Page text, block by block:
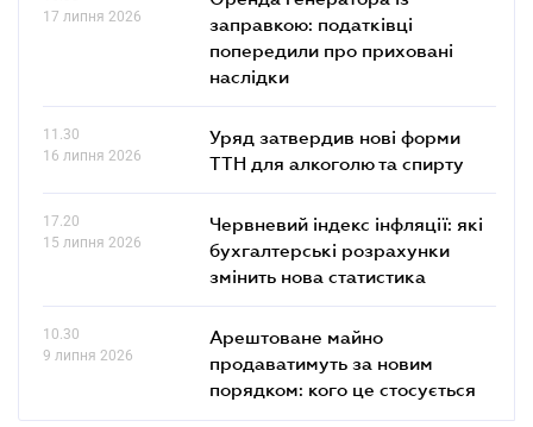
17 липня 2026
заправкою: податківці
попередили про приховані
наслідки
11.30
16 липня 2026
Уряд затвердив нові форми
ТТН для алкоголю та спирту
17.20
15 липня 2026
Червневий індекс інфляції: які
бухгалтерські розрахунки
змінить нова статистика
10.30
9 липня 2026
Арештоване майно
продаватимуть за новим
порядком: кого це стосується